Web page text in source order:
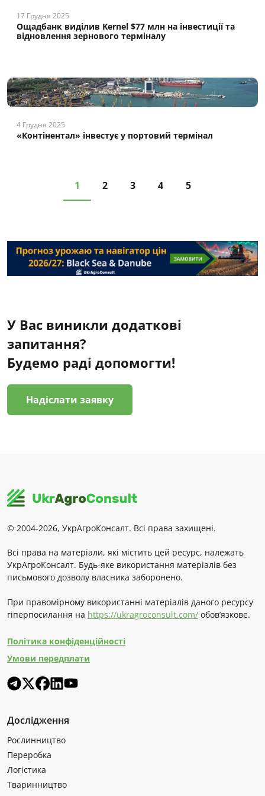
17 Грудня 2025
Ощадбанк виділив Kernel $77 млн на інвестиції та
відновлення зернового терміналу
4 Грудня 2025
«Контінентал» інвестує у портовий термінал
1 2 3 4 5
У Вас виникли додаткові
запитання?
Будемо раді допомогти!
Надіслати заявку
© 2004-2026, УкрАгроКонсалт. Всі права захищені.
Всі права на матеріали, які містить цей ресурс, належать
УкрАгроКонсалт. Будь-яке використання матеріалів без
письмового дозволу власника заборонено.
При правомірному використанні матеріалів даного ресурсу
гіперпосилання на https://ukragroconsult.com/ обов’язкове.
Політика конфіденційності
Умови передплати
Дослідження
Рослинництво
Переробка
Логістика
Тваринництво